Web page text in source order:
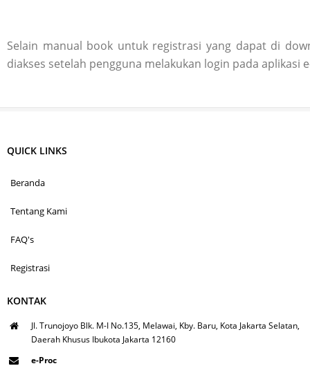
Selain manual book untuk registrasi yang dapat di
diakses setelah pengguna melakukan login pada aplikasi
QUICK LINKS
Beranda
Tentang Kami
FAQ's
Registrasi
KONTAK
Jl. Trunojoyo Blk. M-I No.135, Melawai, Kby. Baru, Kota Jakarta Selatan,
Daerah Khusus Ibukota Jakarta 12160
e-Proc